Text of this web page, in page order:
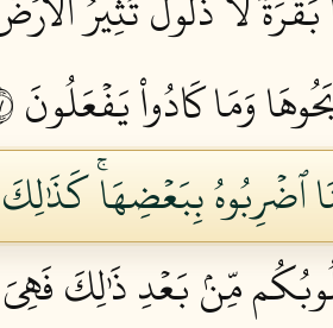
وَمَا كَادُواْ يَفۡعَلُونَ ٧١
ٱضۡرِبُوهُ بِبَعۡضِهَاۚ
مِّنۢ بَعۡدِ ذَٰلِكَ فَهِيَ